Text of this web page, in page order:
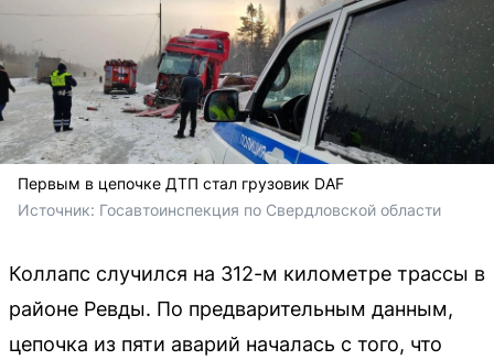
Первым в цепочке ДТП стал грузовик DAF
Источник: Госавтоинспекция по Свердловской области
Коллапс случился на 312-м километре трассы в
районе Ревды. По предварительным данным,
цепочка из пяти аварий началась с того, что